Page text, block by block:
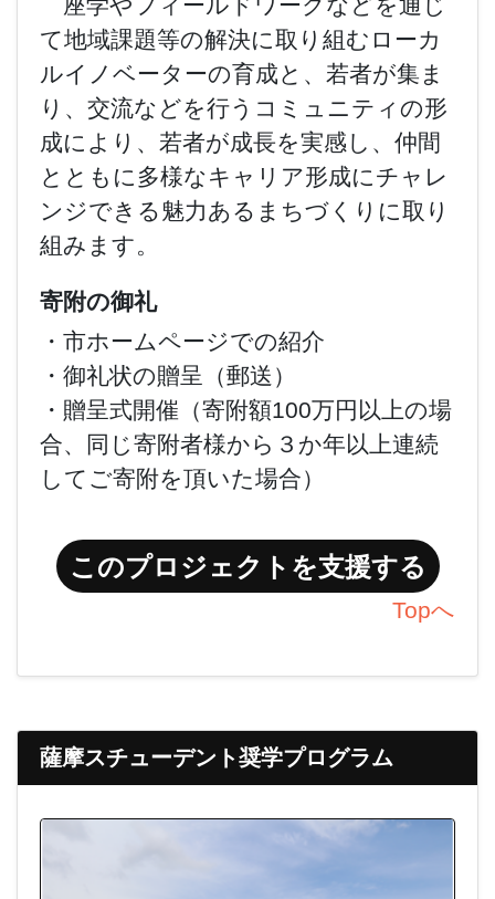
て地域課題等の解決に取り組むローカ
ルイノベーターの育成と、若者が集ま
り、交流などを行うコミュニティの形
成により、若者が成長を実感し、仲間
とともに多様なキャリア形成にチャレ
ンジできる魅力あるまちづくりに取り
組みます。
寄附の御礼
・市ホームページでの紹介
・御礼状の贈呈（郵送）
・贈呈式開催（寄附額100万円以上の場
合、同じ寄附者様から３か年以上連続
してご寄附を頂いた場合）
このプロジェクトを支援する
Topへ
薩摩スチューデント奨学プログラム